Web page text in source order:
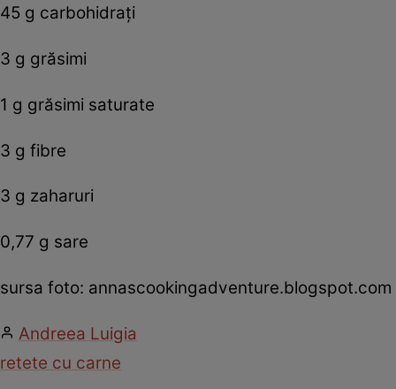
45 g carbohidraţi
3 g grăsimi
1 g grăsimi saturate
3 g fibre
3 g zaharuri
0,77 g sare
sursa foto: annascookingadventure.blogspot.com
Andreea Luigia
retete cu carne